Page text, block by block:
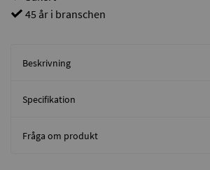
45 år i branschen
Beskrivning
Specifikation
Fråga om produkt